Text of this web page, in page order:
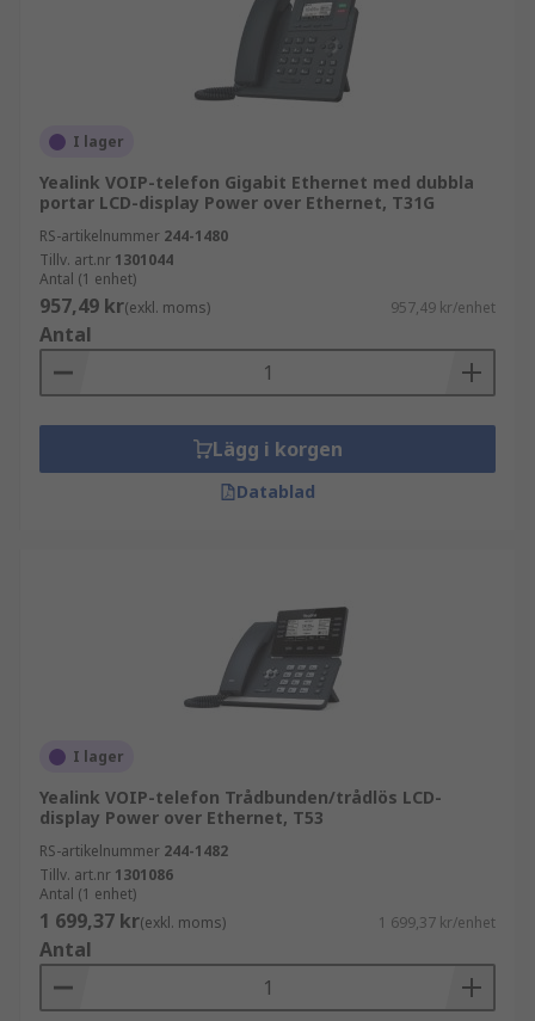
I lager
Yealink VOIP-telefon Gigabit Ethernet med dubbla
portar LCD-display Power over Ethernet, T31G
RS-artikelnummer 244-1480
Tillv. art.nr 1301044
Antal (1 enhet)
957,49 kr(exkl. moms) 957,49 kr/enhet
Antal
Lägg i korgen
Datablad
I lager
Yealink VOIP-telefon Trådbunden/trådlös LCD-
display Power over Ethernet, T53
RS-artikelnummer 244-1482
Tillv. art.nr 1301086
Antal (1 enhet)
1 699,37 kr(exkl. moms) 1 699,37 kr/enhet
Antal